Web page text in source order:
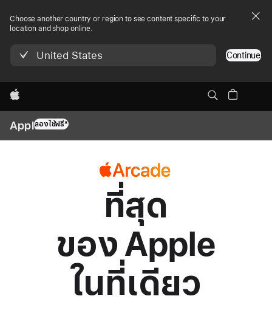
Choose another country or region to see content specific to your
location and shop online.
United States Continue
Apple
Apple One
ลองใช้ฟรี*
Apple One
ที่สุด
ของ Apple
ในที่เดียว